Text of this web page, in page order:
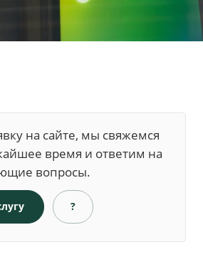
на сайте, мы свяжемся
время и ответим на
вопросы.
?